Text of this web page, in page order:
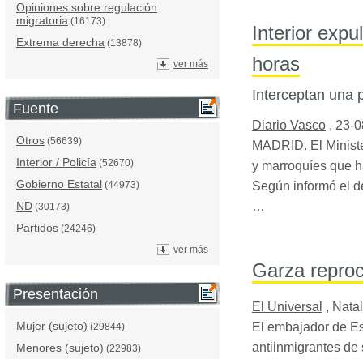
Opiniones sobre regulación
migratoria (16173)
Extrema derecha (13878)
ver más
Fuente
Otros (56639)
Interior / Policía (52670)
Gobierno Estatal (44973)
ND (30173)
Partidos (24246)
ver más
Presentación
Mujer (sujeto) (29844)
Menores (sujeto) (22983)
Interior
horas
Interceptan una
Diario Vasco , 23-
MADRID. El
y marroquíes que
Según informó el
…
Garza
El Universal ,
El embajador de
antiinmigrantes de